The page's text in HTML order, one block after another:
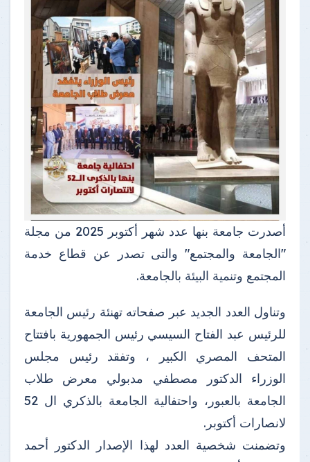
أصدرت جامعة بنها عدد شهر أكتوبر 2025 من مجلة
"الجامعة والمجتمع" والتى تصدر عن قطاع خدمة
المجتمع وتنمية البيئة بالجامعة.
وتناول العدد الجديد عبر صفحاته تهنئة رئيس الجامعة
للرئيس عبد الفتاح السيسي رئيس الجمهورية بافتتاح
المتحف المصري الكبير ، وتفقد رئيس مجلس
الوزراء الدكتور مصطفي مدبولي معرض طلاب
الجامعة بالعبور، واحتفالية الجامعة بالذكري ال 52
لانصارات أكتوبر.
وتضمنت شخصية العدد لهذا الإصدار الدكتور أحمد